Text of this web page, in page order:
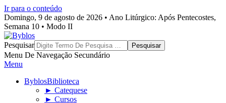
Ir para o conteúdo
Domingo, 9 de agosto de 2026 • Ano Litúrgico: Após Pentecostes,
Semana 10 • Modo II
Byblos
Pesquisar
Menu De Navegação Secundário
Menu
ByblosBiblioteca
► Catequese
► Cursos